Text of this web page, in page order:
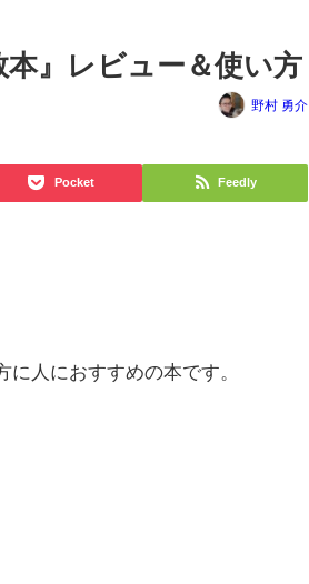
本』レビュー＆使い方
野村 勇介
Pocket Feedly
に人におすすめの本です。